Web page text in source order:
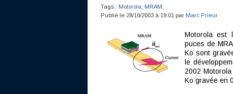
Tags : Motorola; MRAM;
Publié le 28/10/2003 à 19:01 par Marc Prieur
Motorola est
puces de
Ko sont
le
2002
Ko gravée en